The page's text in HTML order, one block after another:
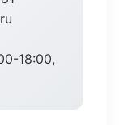
18:00,